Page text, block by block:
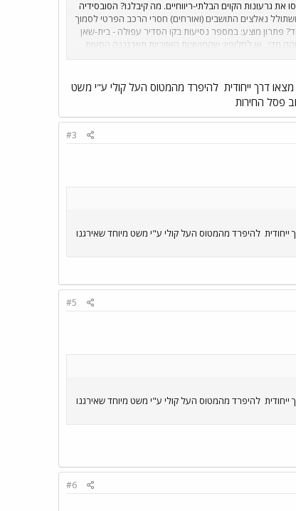
גרעונות הקוים הבלתי-ריווחיים. מה קיבלנו? הסובסידיה
נאלצים התושבים (ואורחים) חסרי הרכב הפרטי לסמוך
פתרון מוצע: במספר נסיעות בקו הסדיר עפולה - בית-שאן
מדי , או לחלופין: שהמועצות האזוריות תארגננה הסעות
דרך ייחודית להיפרד מהמטוס העל קולי ע"י משט
פסל החירות
#3
להיפרד מהמטוס העל קולי ע"י משט מיוחד שאירגנו
#5
להיפרד מהמטוס העל קולי ע"י משט מיוחד שאירגנו
#6